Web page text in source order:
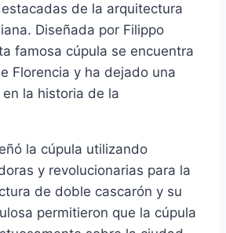
de la arquitectura
Diseñada por Filippo
famosa cúpula se encuentra
Florencia y ha dejado una
la historia de la
la cúpula utilizando
y revolucionarias para la
de doble cascarón y su
permitieron que la cúpula